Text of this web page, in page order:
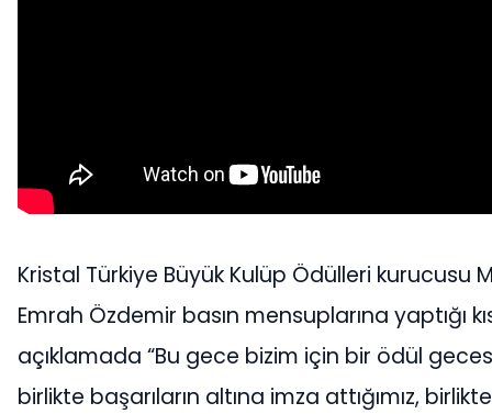
Kristal Türkiye Büyük Kulüp Ödülleri kurucusu
Emrah Özdemir basın mensuplarına yaptığı
açıklamada “Bu gece bizim için bir ödül
birlikte başarıların altına imza attığımız,